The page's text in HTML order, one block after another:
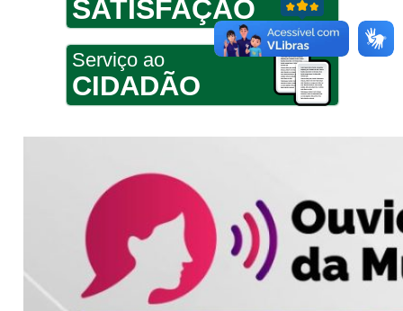
SATISFAÇÃO
Serviço ao
CIDADÃO